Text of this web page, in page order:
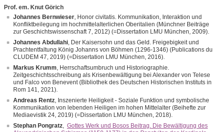
Prof. em. Knut Görich
Johannes Bernwieser, Honor civitatis. Kommunikation, Interaktion und
Konfliktbeilegung im hochmittelalterlichen Oberitalien (Münchner Beiträge
zur Geschichtswissenschaft 7, 2012) (=Dissertation LMU München, 2009).
Johannes Abdullahi, Der Kaisersohn und das Geld. Freigebigkeit und
Prachtentfaltung König Johanns von Böhmen (1296-1346) (Publications du
CLUDEM 47, 2019) (=Dissertation LMU München, 2016).
Markus Krumm, Herrschaftsumbruch und Historiographie.
Zeitgeschichtsschreibung als Krisenbewältigung bei Alexander von Telese
und Falco von Benevent (Bibliothek des Deutschen Historischen Instituts in
Rom 141, 2021).
Andreas Rentz, Inszenierte Heiligkeit - Soziale Funktion und symbolische
Kommunikation von lebenden Heiligen im hohen Mittelalter (Beihefte zur
Mediaevistik 24, 2019) (=Dissertation LMU München, 2018).
Stephan Pongratz, Gottes Werk und Bosos Beitrag. Die Bewältigung des